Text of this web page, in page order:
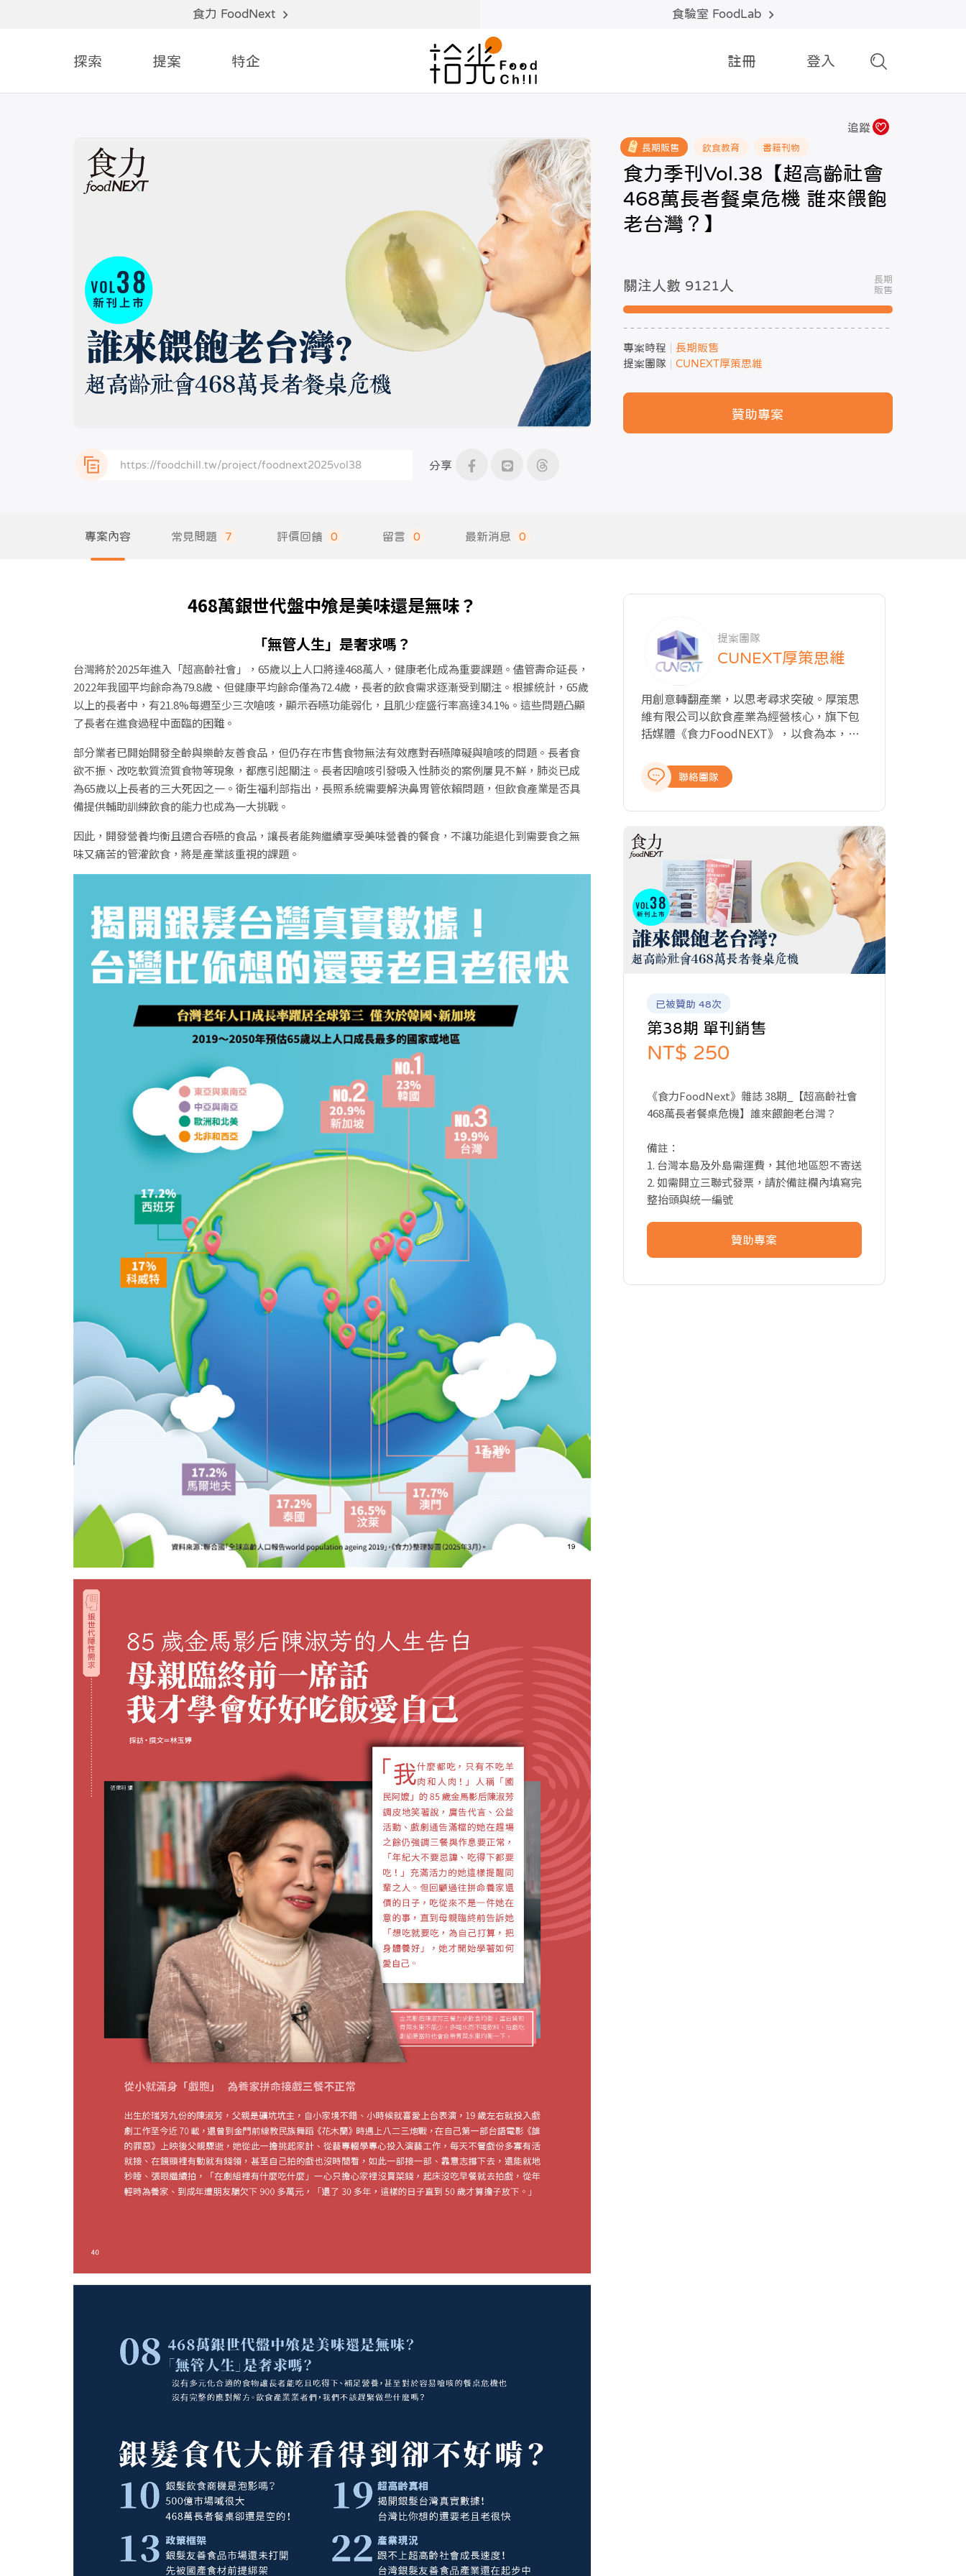
食力 FoodNext 食驗室 FoodLab
探索 提案 特企 註冊 登入
分享
追蹤
長期販售 飲食教育 書籍刊物
食力季刊Vol.38【超高齡社會
468萬長者餐桌危機 誰來餵飽
老台灣？】
關注人數 9121 人
長期
販售
專案時程
長期販售
提案團隊
CUNEXT厚策思維
贊助專案
專案內容 常見問題 7 評價回饋 0 留言 0 最新消息 0
468萬銀世代盤中飧是美味還是無味？
「無管人生」是奢求嗎？
台灣將於2025年進入「超高齡社會」，65歲以上人口將達468萬人，健康老化成為重要課題。儘管壽命延長，
2022年我國平均餘命為79.8歲、但健康平均餘命僅為72.4歲，長者的飲食需求逐漸受到關注。根據統計，65歲
以上的長者中，有21.8%每週至少三次嗆咳，顯示吞嚥功能弱化，且肌少症盛行率高達34.1%。這些問題凸顯
了長者在進食過程中面臨的困難。
部分業者已開始開發全齡與樂齡友善食品，但仍存在市售食物無法有效應對吞嚥障礙與嗆咳的問題。長者食
欲不振、改吃軟質流質食物等現象，都應引起關注。長者因嗆咳引發吸入性肺炎的案例屢見不鮮，肺炎已成
為65歲以上長者的三大死因之一。衛生福利部指出，長照系統需要解決鼻胃管依賴問題，但飲食產業是否具
備提供輔助訓練飲食的能力也成為一大挑戰。
因此，開發營養均衡且適合吞嚥的食品，讓長者能夠繼續享受美味營養的餐食，不讓功能退化到需要食之無
味又痛苦的管灌飲食，將是產業該重視的課題。
提案團隊
CUNEXT厚策思維
用創意轉翻產業，以思考尋求突破。厚策思
維有限公司以飲食產業為經營核心，旗下包
括媒體《食力FoodNEXT》，以食為本，探
的種種牽動力，從國內外最新產業動態、飲
食美學與文化、科學客觀的知識剖析、深入
觀點。
聯絡團隊
已被贊助 48次
第38期 單刊銷售
NT$ 250
《食力FoodNext》雜誌 38期_【超高齡社會
468萬長者餐桌危機】誰來餵飽老台灣？
備註：
1. 台灣本島及外島需運費，其他地區恕不寄送
2. 如需開立三聯式發票，請於備註欄內填寫完
整抬頭與統一編號
贊助專案